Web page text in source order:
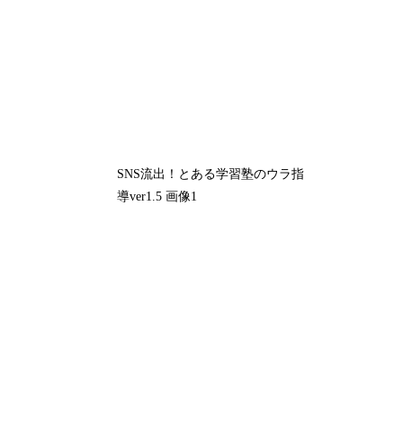
SNS流出！とある学習塾のウラ指
導ver1.5 画像1